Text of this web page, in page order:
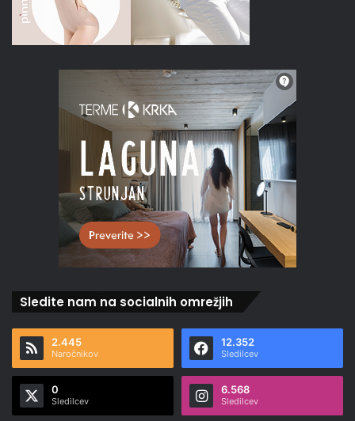
Sledite nam na socialnih omrežjih
2.445
Naročnikov
12.352
Sledilcev
0
Sledilcev
6.568
Sledilcev